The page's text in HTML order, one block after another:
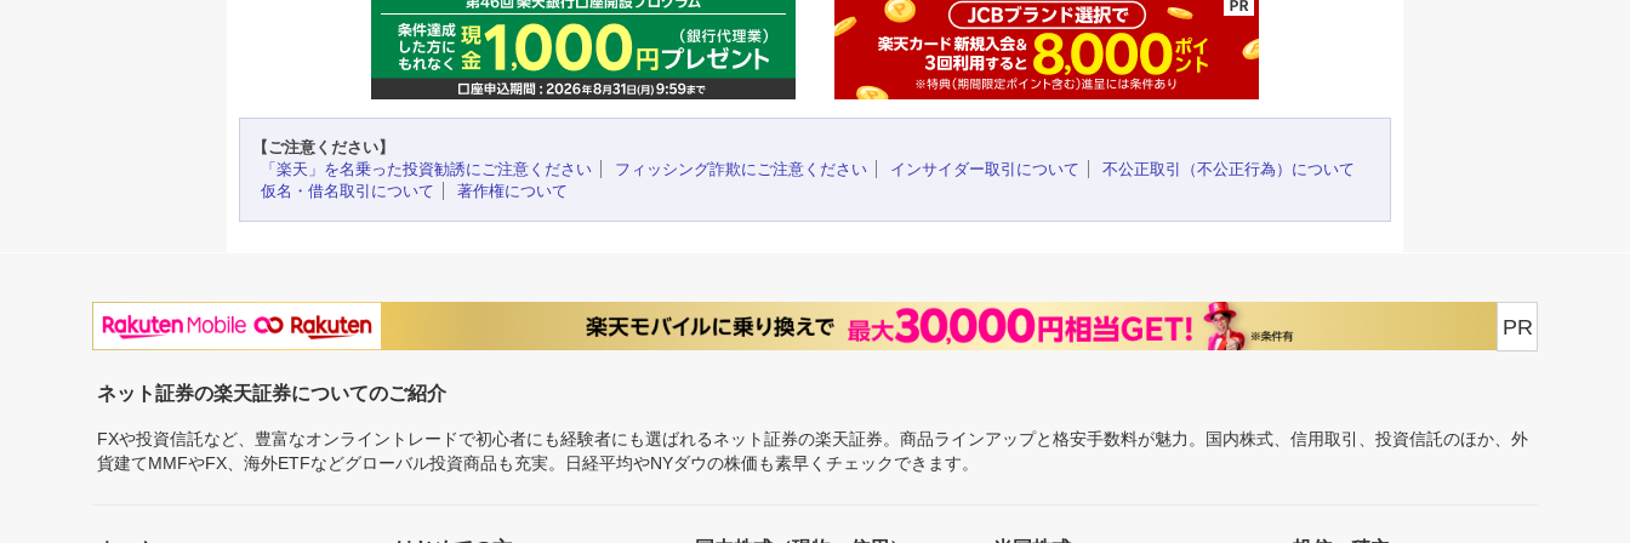
【ご注意ください】
「楽天」を名乗った投資勧誘にご注意ください
フィッシング詐欺にご注意ください インサイダー取引について
不公正取引（不公正行為）について
仮名・借名取引について
著作権について
PR
ネット証券の楽天証券についてのご紹介
FXや投資信託など、豊富なオンライントレードで初心者にも経験者にも選ばれるネット証券の楽天証券。商品ラインアップと格安手数料が魅力。国内株式、信用取引、投資信託のほか、外
貨建てMMFやFX、海外ETFなどグローバル投資商品も充実。日経平均やNYダウの株価も素早くチェックできます。